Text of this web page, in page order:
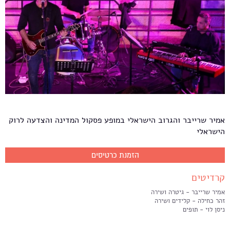
אמיר שרייבר והגרוב הישראלי במופע פסקול המדינה והצדעה לרוק
הישראלי
הזמנת כרטיסים
קרדיטים
אמיר שרייבר - גיטרה ושירה
זהר כחילה - קלידים ושירה
ניסן לוי - תופים